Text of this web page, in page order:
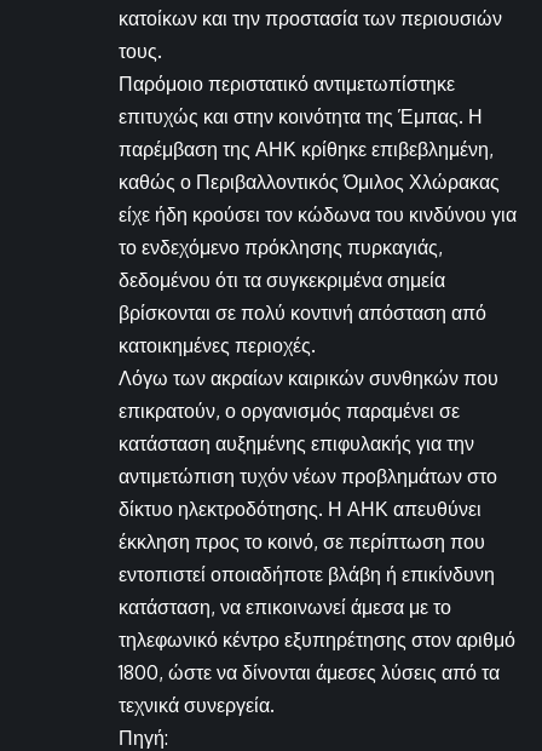
κατοίκων και την προστασία των περιουσιών
τους.
Παρόμοιο περιστατικό αντιμετωπίστηκε
επιτυχώς και στην κοινότητα της Έμπας. Η
παρέμβαση της ΑΗΚ κρίθηκε επιβεβλημένη,
καθώς ο Περιβαλλοντικός Όμιλος Χλώρακας
είχε ήδη κρούσει τον κώδωνα του κινδύνου για
το ενδεχόμενο πρόκλησης πυρκαγιάς,
δεδομένου ότι τα συγκεκριμένα σημεία
βρίσκονται σε πολύ κοντινή απόσταση από
κατοικημένες περιοχές.
Λόγω των ακραίων καιρικών συνθηκών που
επικρατούν, ο οργανισμός παραμένει σε
κατάσταση αυξημένης επιφυλακής για την
αντιμετώπιση τυχόν νέων προβλημάτων στο
δίκτυο ηλεκτροδότησης. Η ΑΗΚ απευθύνει
έκκληση προς το κοινό, σε περίπτωση που
εντοπιστεί οποιαδήποτε βλάβη ή επικίνδυνη
κατάσταση, να επικοινωνεί άμεσα με το
τηλεφωνικό κέντρο εξυπηρέτησης στον αριθμό
1800, ώστε να δίνονται άμεσες λύσεις από τα
τεχνικά συνεργεία.
Πηγή: